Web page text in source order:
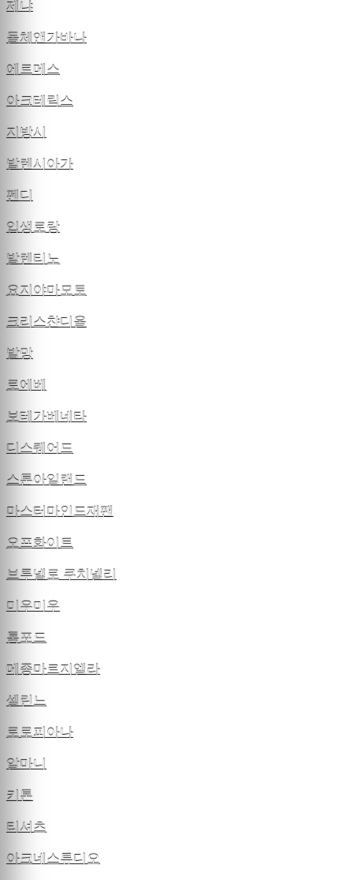
제냐
돌체앤가바나
에르메스
아크테릭스
지방시
발렌시아가
펜디
입생로랑
발렌티노
요지야마모토
크리스챤디올
발망
로에베
보테가베네타
디스퀘어드
스톤아일랜드
마스터마인드재팬
오프화이트
브루넬로 쿠치넬리
미우미우
톰포드
메종마르지엘라
셀린느
로로피아나
알마니
키톤
티셔츠
아크네스튜디오